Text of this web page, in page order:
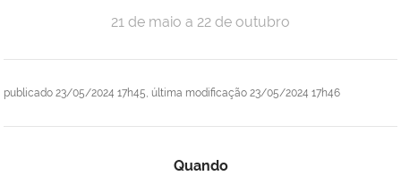
publicado 23/05/2024 17h45, última modificação 23/05/2024 17h46
21 de maio a 22 de outubro
Quando